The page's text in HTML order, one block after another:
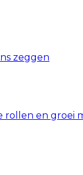
zeggen
rollen en groei